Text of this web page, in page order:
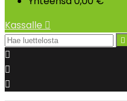
Kassalle 



